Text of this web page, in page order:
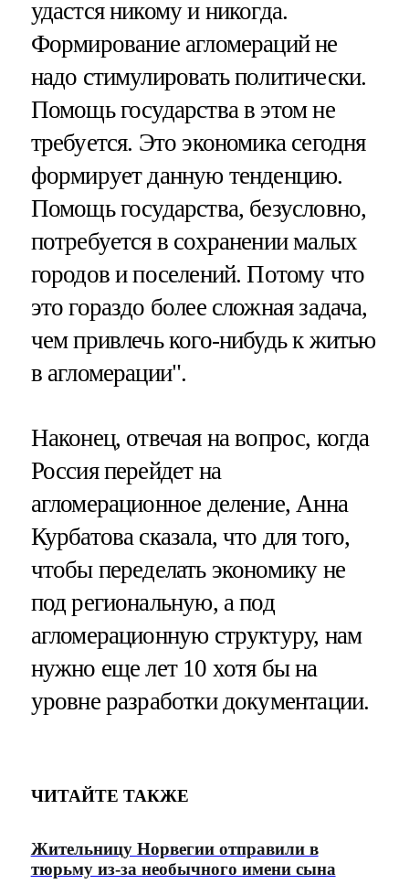
удастся никому и никогда.
Формирование агломераций не
надо стимулировать политически.
Помощь государства в этом не
требуется. Это экономика сегодня
формирует данную тенденцию.
Помощь государства, безусловно,
потребуется в сохранении малых
городов и поселений. Потому что
это гораздо более сложная задача,
чем привлечь кого-нибудь к житью
в агломерации".
Наконец, отвечая на вопрос, когда
Россия перейдет на
агломерационное деление, Анна
Курбатова сказала, что для того,
чтобы переделать экономику не
под региональную, а под
агломерационную структуру, нам
нужно еще лет 10 хотя бы на
уровне разработки документации.
ЧИТАЙТЕ ТАКЖЕ
Жительницу Норвегии отправили в
тюрьму из-за необычного имени сына